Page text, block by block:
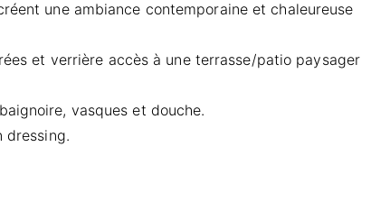
une ambiance contemporaine et chaleureuse
et verrière accès à une terrasse/patio paysager
vasques et douche.
dressing.